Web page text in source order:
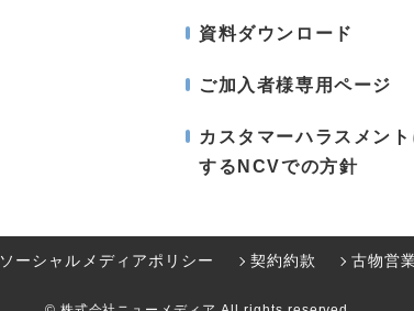
資料ダウンロード
ご加入者様専用ページ
カスタマーハラスメント
するNCVでの方針
ソーシャルメディアポリシー 契約約款 古物営